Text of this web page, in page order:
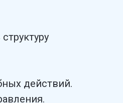
действий.